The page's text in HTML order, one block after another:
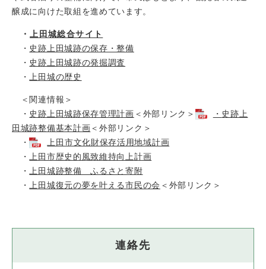
醸成に向けた取組を進めています。
・
上田城総合サイト
・ 史跡上田城跡の保存・整備
・ 史跡上田城跡の発掘調査
・
上田城の歴史
＜関連情報＞
・ 史跡上田城跡保存管理計画 ＜外部リンク＞ ・ 史跡上
田城跡整備基本計画＜外部リンク＞
・
上田市文化財保存活用地域計画
・
上田市歴史的風致維持向上計画
・
上田城跡整備 ふるさと寄附
・
上田城復元の夢を叶える市民の会 ＜外部リンク＞
連絡先